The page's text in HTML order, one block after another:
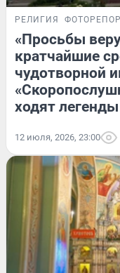
РЕЛИГИЯ
«Просьбы
кратчайшие
чудотворной
ходят легенды
12 июля, 2026, 23:00